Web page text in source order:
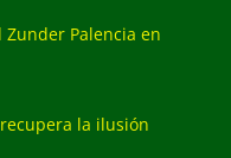
Zunder Palencia en
la ilusión